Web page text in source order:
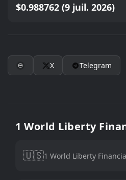
$0.988762 (9 juil. 2026)
X Telegram
1 World Liberty
🇺🇸1 World Liberty